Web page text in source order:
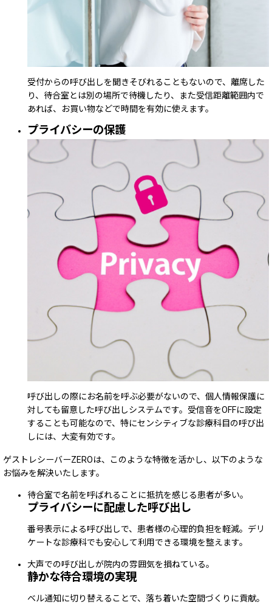
受付からの呼び出しを聞きそびれることもないので、離席した
り、待合室とは別の場所で待機したり、また受信距離範囲内で
あれば、お買い物などで時間を有効に使えます。
プライバシーの保護
呼び出しの際にお名前を呼ぶ必要がないので、個人情報保護に
対しても留意した呼び出しシステムです。受信音をOFFに設定
することも可能なので、特にセンシティブな診療科目の呼び出
しには、大変有効です。
ゲストレシーバーZEROは、このような特徴を活かし、以下のような
お悩みを解決いたします。
待合室で名前を呼ばれることに抵抗を感じる患者が多い。
プライバシーに配慮した呼び出し
番号表示による呼び出しで、患者様の心理的負担を軽減。デリ
ケートな診療科でも安心して利用できる環境を整えます。
大声での呼び出しが院内の雰囲気を損ねている。
静かな待合環境の実現
ベル通知に切り替えることで、落ち着いた空間づくりに貢献。